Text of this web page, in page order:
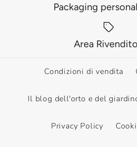
Packaging
Area
Condizioni di vendita
Il blog dell'orto e del
Privacy Policy